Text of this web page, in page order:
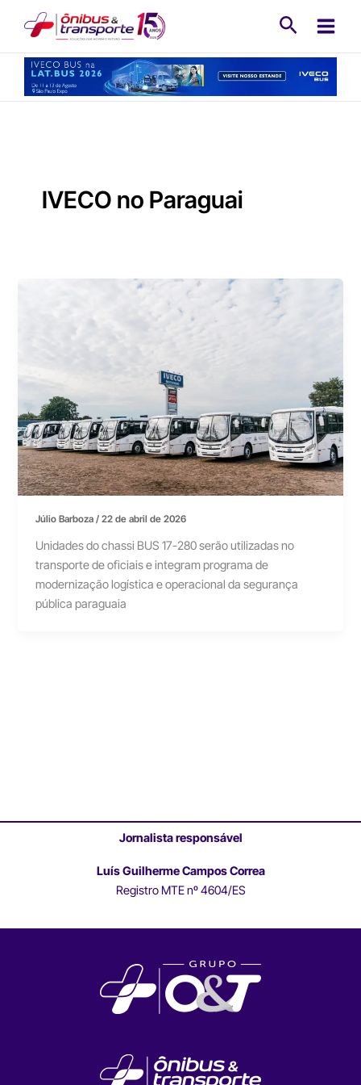
conteúdo
IVECO no Paraguai
Júlio Barboza/22 de abril de 2026
Unidades do chassi BUS 17-280 serão utilizadas no
transporte de oficiais e integram programa de
modernização logística e operacional da segurança
pública paraguaia
Jornalista responsável
Luís Guilherme Campos Correa
Registro MTE nº 4604/ES